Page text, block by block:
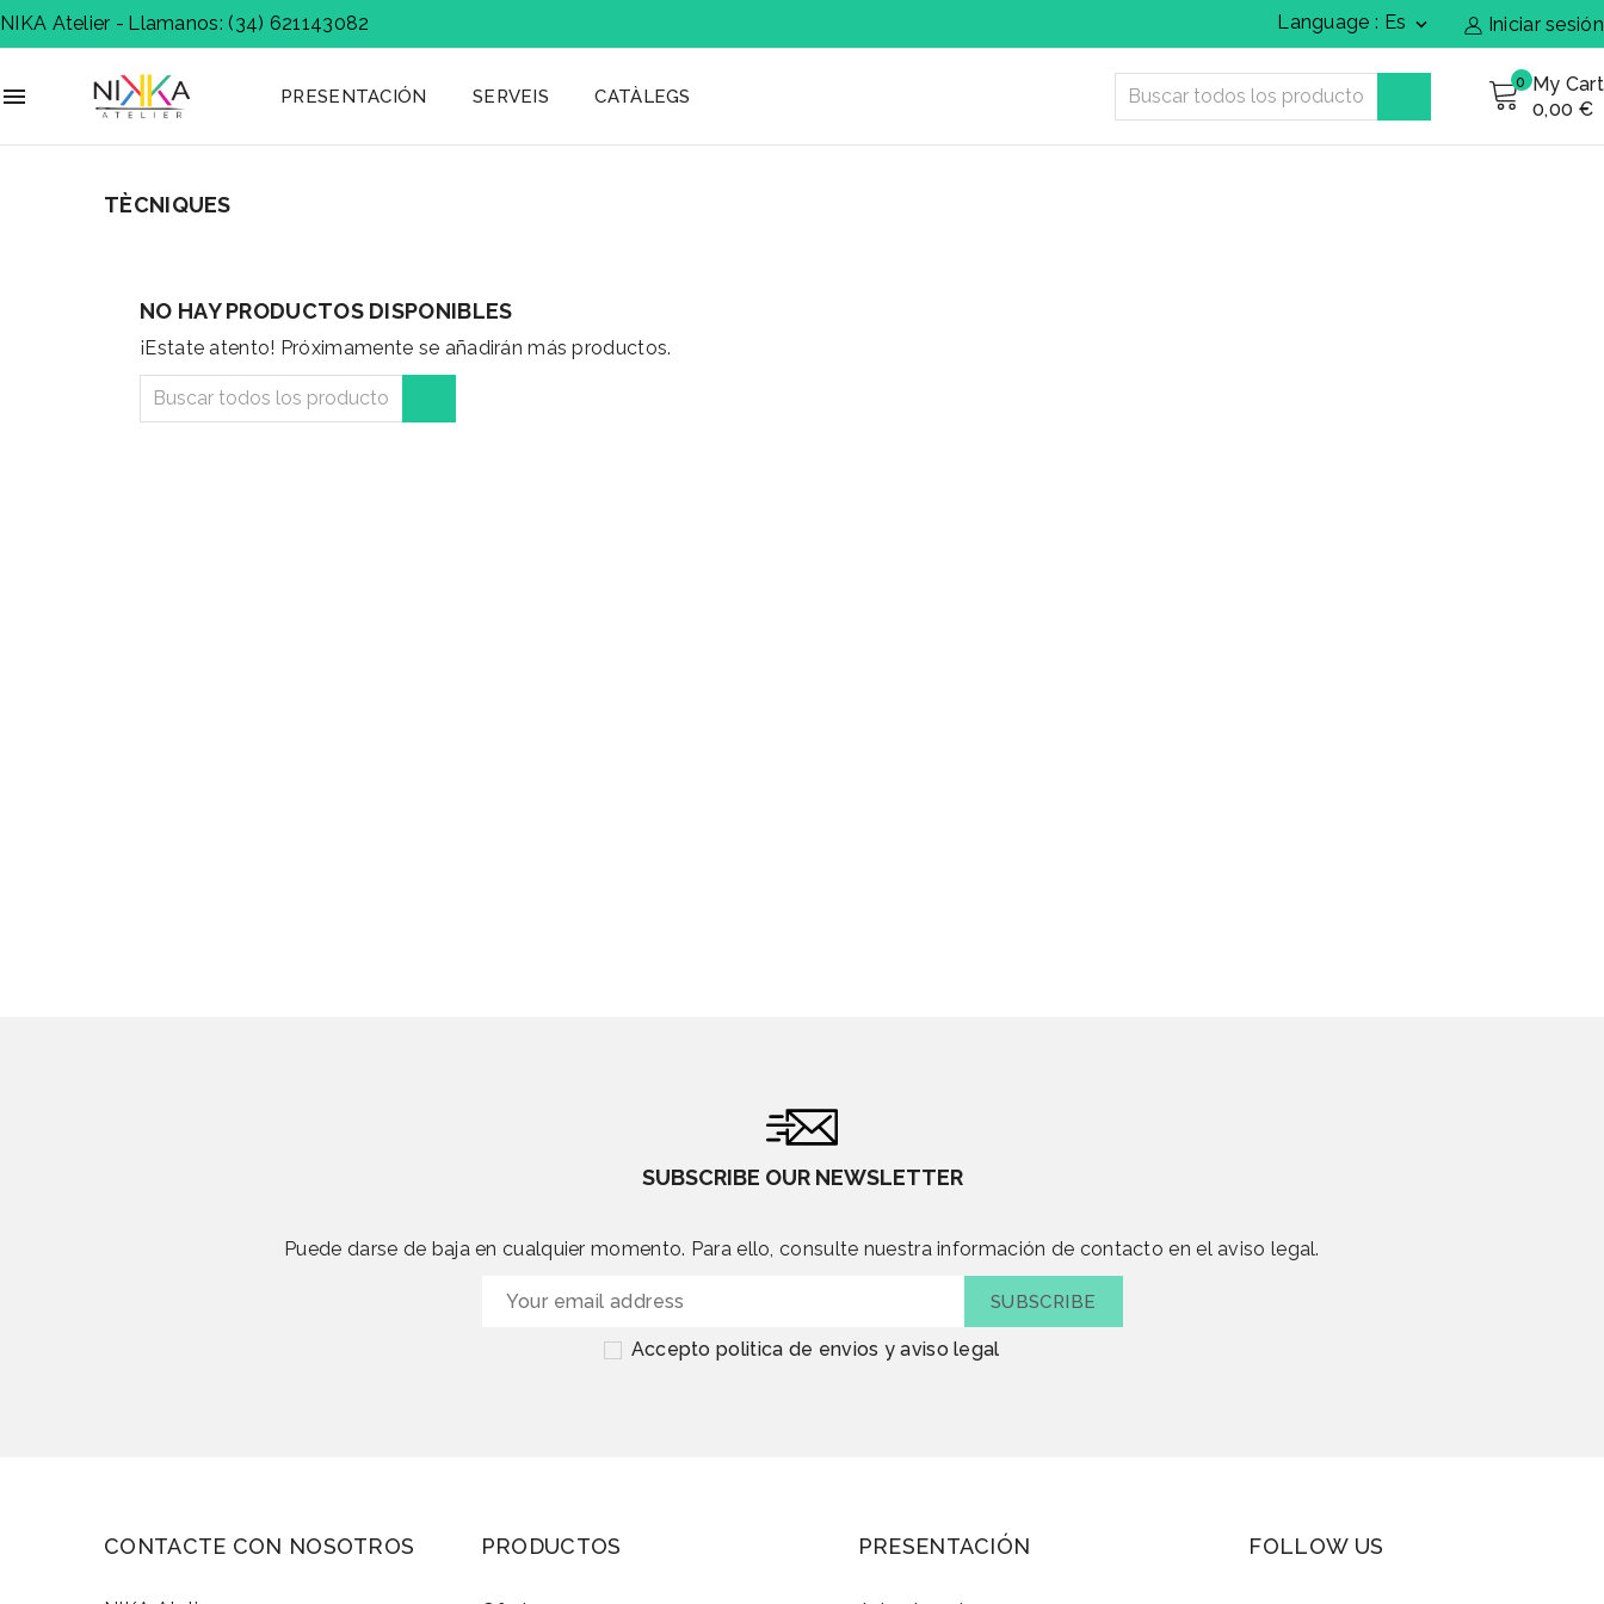
NIKA Atelier - Llamanos: (34) 621143082 Iniciar sesión
Language : Es 
 PRESENTACIÓN SERVEIS CATÀLEGS
0 My Cart
0,00 €
TÈCNIQUES
NO HAY PRODUCTOS DISPONIBLES
¡Estate atento! Próximamente se añadirán más productos.
SUBSCRIBE OUR NEWSLETTER
Puede darse de baja en cualquier momento. Para ello, consulte nuestra información de contacto en el aviso legal.
Accepto politica de envios y aviso legal
CONTACTE CON NOSOTROS PRODUCTOS PRESENTACIÓN FOLLOW US